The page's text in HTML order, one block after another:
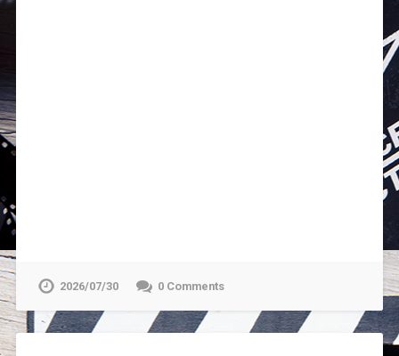
2026/07/30 0 Comments